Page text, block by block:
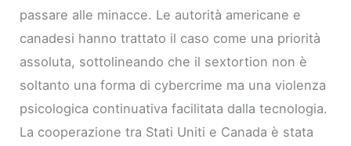
passare alle minacce. Le autorità americane e
canadesi hanno trattato il caso come una priorità
assoluta, sottolineando che il sextortion non è
soltanto una forma di cybercrime ma una violenza
psicologica continuativa facilitata dalla tecnologia.
La cooperazione tra Stati Uniti e Canada è stata